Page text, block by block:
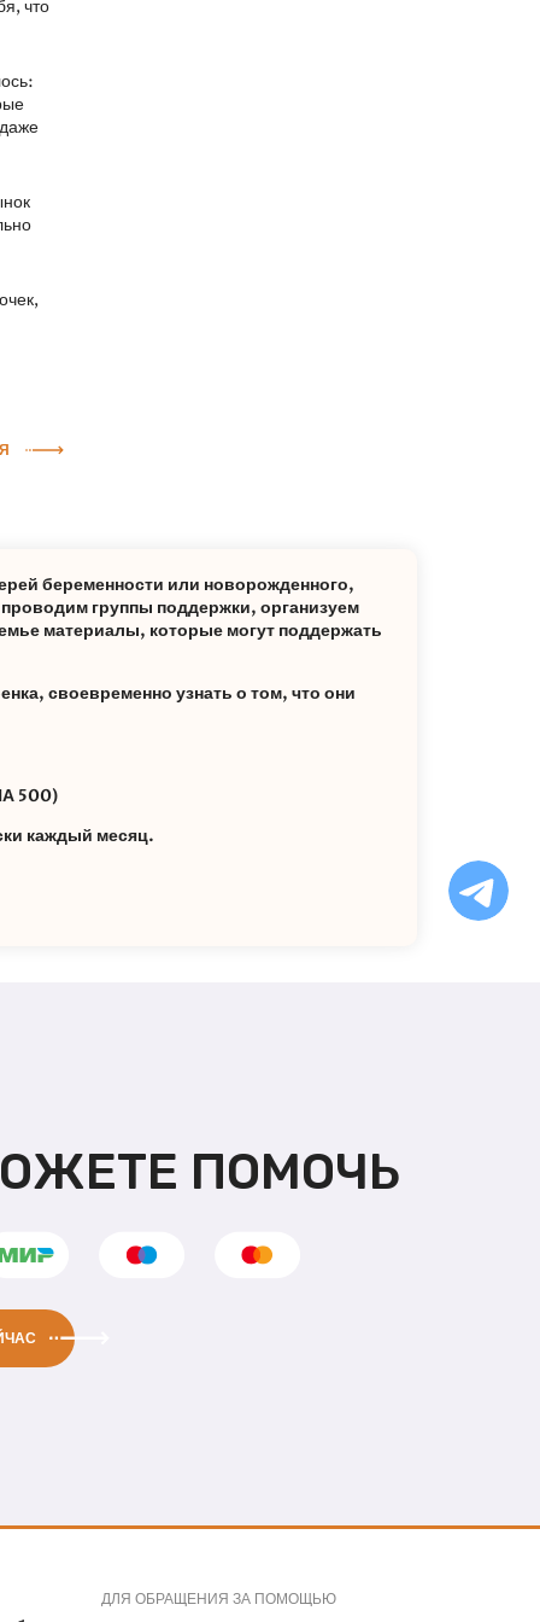
что
беременности или новорожденного,
группы поддержки, организуем
материалы, которые могут поддержать
своевременно узнать о том, что они
500)
каждый месяц.
ПОМОЧЬ
ДЛЯ ОБРАЩЕНИЯ ЗА ПОМОЩЬЮ